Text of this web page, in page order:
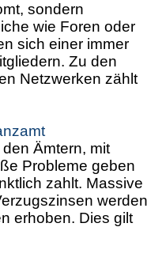
sondern
wie Foren oder
sich einer immer
Zu den
Netzwerken zählt
Ämtern, mit
Probleme geben
zahlt. Massive
werden
erhoben. Dies gilt